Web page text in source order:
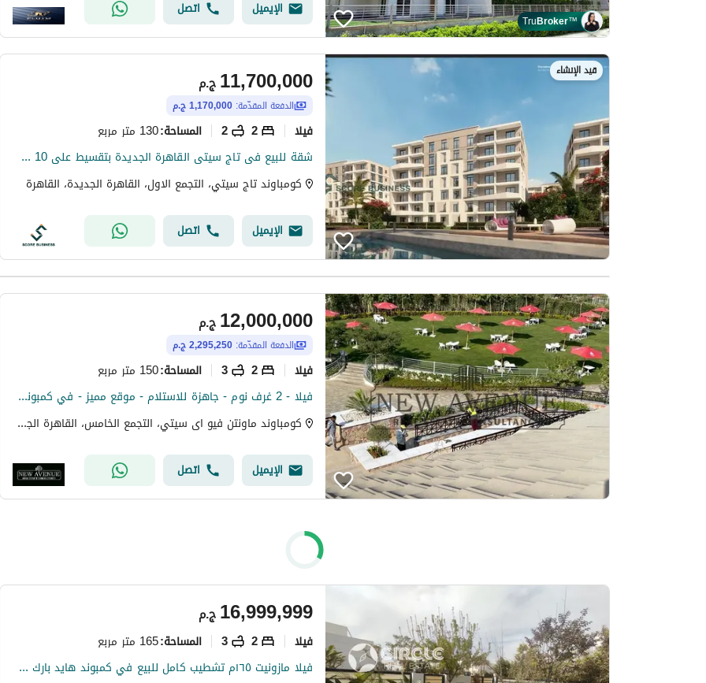
TruBroker™
الإيميل اتصل
قيد الإنشاء
ج.م11,700,000
الدفعة المقدّمة: 1,170,000 ج.م
فیلا 2
2 المساحة:130 متر مربع
شقة للبيع فى تاج سيتى القاهرة الجديدة بتقسيط على 10 سنوات
كومباوند تاج سيتي، التجمع الاول، القاهرة الجديدة، القاهرة
الإيميل اتصل
ج.م12,000,000
الدفعة المقدّمة: 2,295,250 ج.م
فیلا 2
3 المساحة:150 متر مربع
فيلا - 2 غرف نوم - جاهزة للاستلام - موقع مميز - في كمبوند ماونتن فيو اي سيتي - القاهرة الجديدة
كومباوند ماونتن فيو اى سيتي، التجمع الخامس، القاهرة الجديدة، القاهرة
الإيميل اتصل
ج.م16,999,999
فیلا 2
3 المساحة:165 متر مربع
فيلا مازونيت ١٦٥م تشطيب كامل للبيع في كمبوند هايد بارك Hyde Park التجمع الخامس القاهرة الجديدة بمنطقة المربع الذهبي بجوار AUC